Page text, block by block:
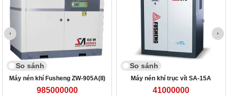
So sánh
Máy nén khí Fusheng ZW-905A(II)
985000000
So sánh
Máy nén khí trục vít SA-15A
41000000